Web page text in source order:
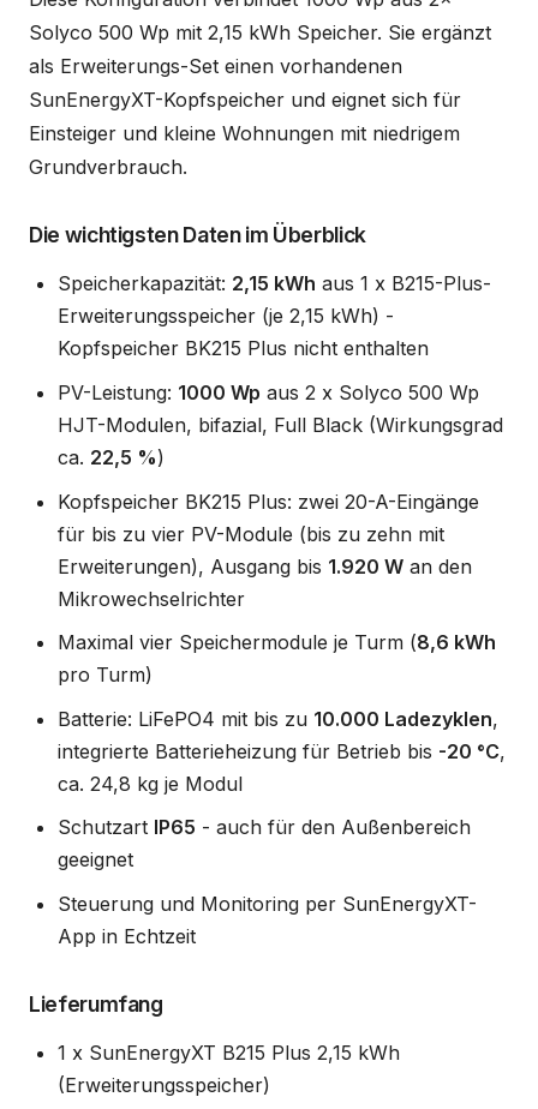
Solyco 500 Wp mit 2,15 kWh Speicher. Sie ergänzt
als Erweiterungs-Set einen vorhandenen
SunEnergyXT-Kopfspeicher und eignet sich für
Einsteiger und kleine Wohnungen mit niedrigem
Grundverbrauch.
Die wichtigsten Daten im Überblick
Speicherkapazität: 2,15 kWh aus 1 x B215-Plus-
Erweiterungsspeicher (je 2,15 kWh) -
Kopfspeicher BK215 Plus nicht enthalten
PV-Leistung: 1000 Wp aus 2 x Solyco 500 Wp
HJT-Modulen, bifazial, Full Black (Wirkungsgrad
ca. 22,5 %)
Kopfspeicher BK215 Plus: zwei 20-A-Eingänge
für bis zu vier PV-Module (bis zu zehn mit
Erweiterungen), Ausgang bis 1.920 W an den
Mikrowechselrichter
Maximal vier Speichermodule je Turm (8,6 kWh
pro Turm)
Batterie: LiFePO4 mit bis zu 10.000 Ladezyklen,
integrierte Batterieheizung für Betrieb bis -20 °C,
ca. 24,8 kg je Modul
Schutzart IP65 - auch für den Außenbereich
geeignet
Steuerung und Monitoring per SunEnergyXT-
App in Echtzeit
Lieferumfang
1 x SunEnergyXT B215 Plus 2,15 kWh
(Erweiterungsspeicher)